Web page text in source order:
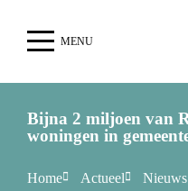
MENU
Bijna 2 miljoen van
woningen in
Home Actueel
Nieuws